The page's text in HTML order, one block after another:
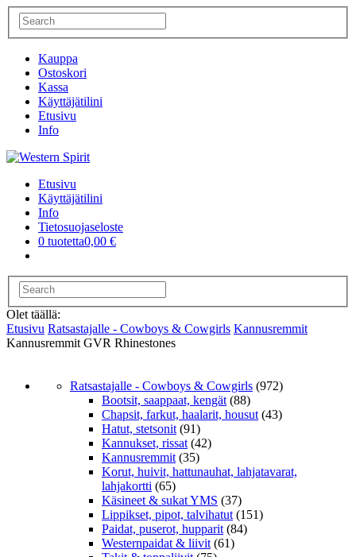
Kauppa
Ostoskori
Kassa
Käyttäjätilini
Etusivu
Info
Etusivu
Käyttäjätilini
Info
Tietosuojaseloste
0 tuotetta0,00 €
Olet täällä:
Etusivu Ratsastajalle - Cowboys & Cowgirls Kannusremmit
Kannusremmit GVR Rhinestones
Ratsastajalle - Cowboys & Cowgirls (972)
Bootsit, saappaat, kengät (88)
Chapsit, farkut, haalarit, housut (43)
Hatut, stetsonit (91)
Kannukset, rissat (42)
Kannusremmit (35)
Korut, huivit, hattunauhat, lahjatavarat,
lahjakortti (65)
Käsineet & sukat YMS (37)
Lippikset, pipot, talvihatut (151)
Paidat, puserot, hupparit (84)
Westernpaidat & liivit (61)